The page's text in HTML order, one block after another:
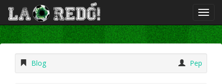
Blog Pep